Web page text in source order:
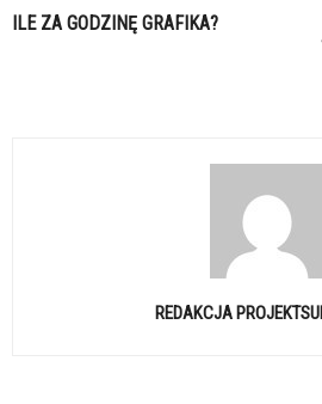
ILE ZA GODZINĘ GRAFIKA?
REDAKCJA